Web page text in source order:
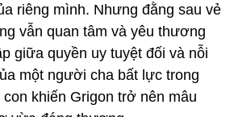
riêng mình. Nhưng đằng sau vẻ
vẫn quan tâm và yêu thương
giữa quyền uy tuyệt đối và nỗi
một người cha bất lực trong
con khiến Grigon trở nên mâu